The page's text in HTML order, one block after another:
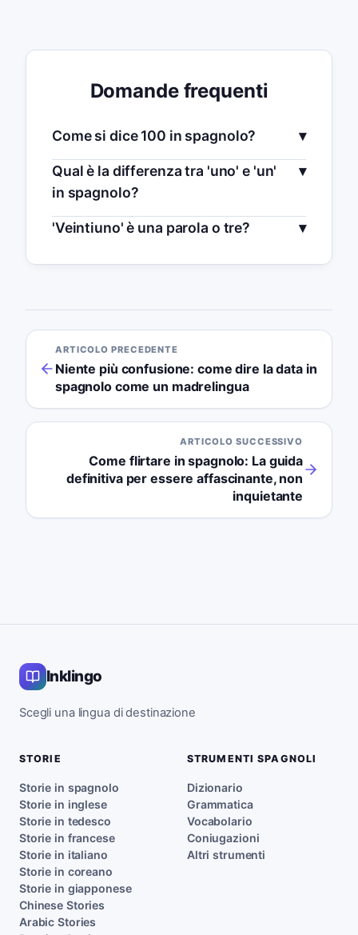
Domande frequenti
Come si dice 100 in spagnolo?
Qual è la differenza tra 'uno' e 'un'
in spagnolo?
'Veintiuno' è una parola o tre?
ARTICOLO PRECEDENTE
Niente più confusione: come dire la data in
spagnolo come un madrelingua
ARTICOLO SUCCESSIVO
Come flirtare in spagnolo: La guida
definitiva per essere affascinante, non
inquietante
Inklingo
Scegli una lingua di destinazione
STORIE
Storie in spagnolo
Storie in inglese
Storie in tedesco
Storie in francese
Storie in italiano
Storie in coreano
Storie in giapponese
Chinese Stories
Arabic Stories
STRUMENTI SPAGNOLI
Dizionario
Grammatica
Vocabolario
Coniugazioni
Altri strumenti